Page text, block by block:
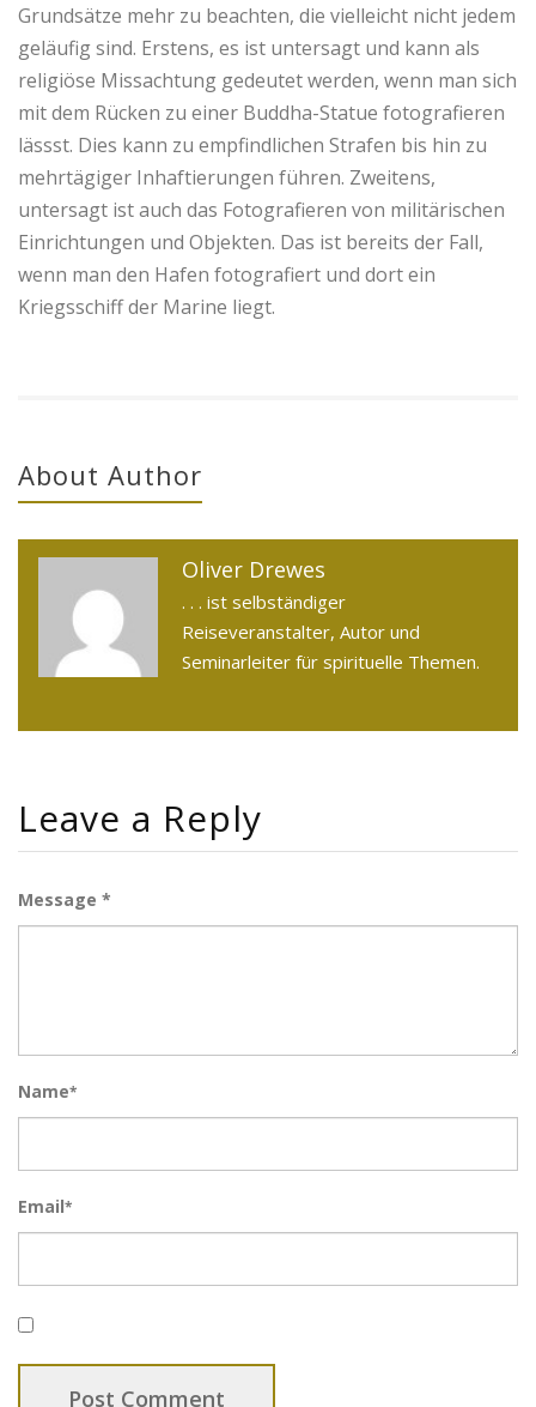
Grundsätze mehr zu beachten, die vielleicht nicht jedem
geläufig sind. Erstens, es ist untersagt und kann als
religiöse Missachtung gedeutet werden, wenn man sich
mit dem Rücken zu einer Buddha-Statue fotografieren
lässst. Dies kann zu empfindlichen Strafen bis hin zu
mehrtägiger Inhaftierungen führen. Zweitens,
untersagt ist auch das Fotografieren von militärischen
Einrichtungen und Objekten. Das ist bereits der Fall,
wenn man den Hafen fotografiert und dort ein
Kriegsschiff der Marine liegt.
About Author
Oliver Drewes
. . . ist selbständiger
Reiseveranstalter, Autor und
Seminarleiter für spirituelle Themen.
Leave a Reply
Message *
Name*
Email*